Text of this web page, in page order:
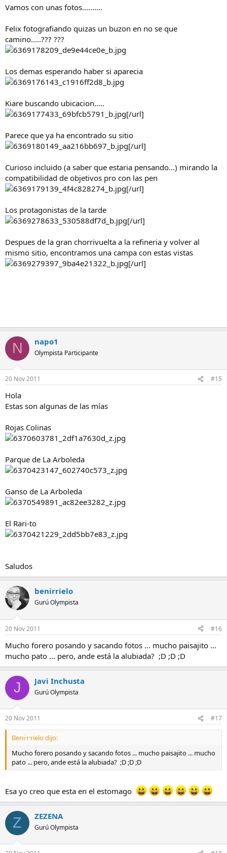
Vamos con unas fotos..........
Felix fotografiando quizas un buzon en no se que
camino.....??? ???
Los demas esperando haber si aparecia
Kiare buscando ubicacion.....
[/url]
Parece que ya ha encontrado su sitio
[/url]
Curioso incluido (a saber que estaria pensando...) mirando la
compatibilidad de objetivos pro con las pen
[/url]
Los protagonistas de la tarde
[/url]
Despues de la gran chorrivuelta a la refineria y volver al
mismo sitio, encontramos una campa con estas vistas
[/url]
N napo1
Olympista Participante
20 Nov 2011 #15
Hola
Estas son algunas de las mías
Rojas Colinas
Parque de La Arboleda
Ganso de La Arboleda
El Rari-to
Saludos
benirrielo
Gurú Olympista
20 Nov 2011 #16
Mucho forero posando y sacando fotos ... mucho paisajito ...
mucho pato ... pero, ande está la alubiada? ;D ;D ;D
J Javi Inchusta
Gurú Olympista
20 Nov 2011 #17
Beni·r·rielo dijo:
Mucho forero posando y sacando fotos ... mucho paisajito ... mucho
pato ... pero, ande está la alubiada? ;D ;D ;D
Esa yo creo que esta en el estomago
Z ZEZENA
Gurú Olympista